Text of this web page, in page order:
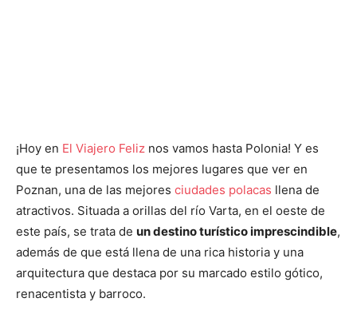
¡Hoy en El Viajero Feliz nos vamos hasta Polonia! Y es
que te presentamos los mejores lugares que ver en
Poznan, una de las mejores ciudades polacas llena de
atractivos. Situada a orillas del río Varta, en el oeste de
este país, se trata de un destino turístico imprescindible,
además de que está llena de una rica historia y una
arquitectura que destaca por su marcado estilo gótico,
renacentista y barroco.